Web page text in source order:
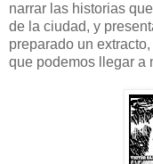
narrar las historias
de la ciudad, y
preparado un
que podemos llegar a